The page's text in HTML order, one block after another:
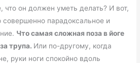
что он должен уметь делать? И вот,
совершенно парадоксальное и
Что самая сложная поза в йоге
трупа. Или по-другому, когда
руки ноги спокойно вдоль